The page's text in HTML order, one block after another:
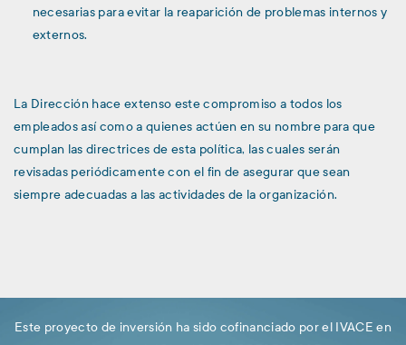
necesarias para evitar la reaparición de problemas internos y
externos.
La Dirección hace extenso este compromiso a todos los
empleados así como a quienes actúen en su nombre para que
cumplan las directrices de esta política, las cuales serán
revisadas periódicamente con el fin de asegurar que sean
siempre adecuadas a las actividades de la organización.
Este proyecto de inversión ha sido cofinanciado por el IVACE en